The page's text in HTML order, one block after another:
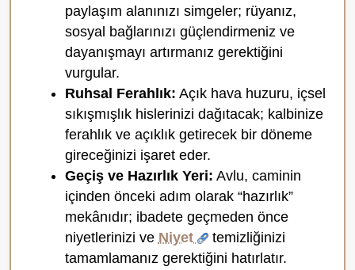
paylaşım alanınızı simgeler; rüyanız,
sosyal bağlarınızı güçlendirmeniz ve
dayanışmayı artırmanız gerektiğini
vurgular.
Ruhsal Ferahlık: Açık hava huzuru, içsel
sıkışmışlık hislerinizi dağıtacak; kalbinize
ferahlık ve açıklık getirecek bir döneme
gireceğinizi işaret eder.
Geçiş ve Hazırlık Yeri: Avlu, caminin
içinden önceki adım olarak “hazırlık”
mekânıdır; ibadete geçmeden önce
niyetlerinizi ve Niyet
temizliğinizi
tamamlamanız gerektiğini hatırlatır.